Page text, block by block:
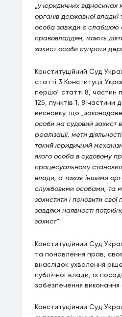
уюридичних відносинах
органів державної влади)
особа завжди є слабшою
правовладдям, мають
захист особи супроти
Конституційний Суд
статті 3 Конституції
першої статті 8, частин
125, пунктів 1, 8 частини
висновку, що
особи на судовий захист
реалізації, мети
такий юридичний
якого особа в судовому
процесуальному
влади, а також іншими
службовими особами, та
захистити і поновити
завдяки наявності
захист“.
Конституційний Суд
та поновлення прав,
внаслідок ухвалення
публічної влади, їх
забезпечення
Конституційний Суд